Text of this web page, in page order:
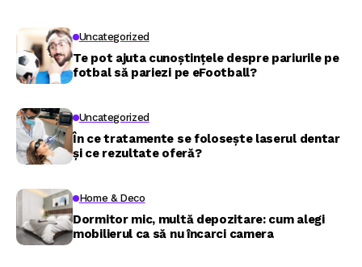
Uncategorized
Te pot ajuta cunoștințele despre pariurile pe
fotbal să pariezi pe eFootball?
Uncategorized
În ce tratamente se folosește laserul dentar
și ce rezultate oferă?
Home & Deco
Dormitor mic, multă depozitare: cum alegi
mobilierul ca să nu încarci camera